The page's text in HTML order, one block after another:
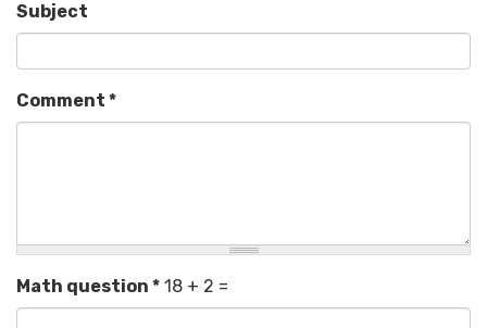
Subject
Comment *
Math question * 18 + 2 =